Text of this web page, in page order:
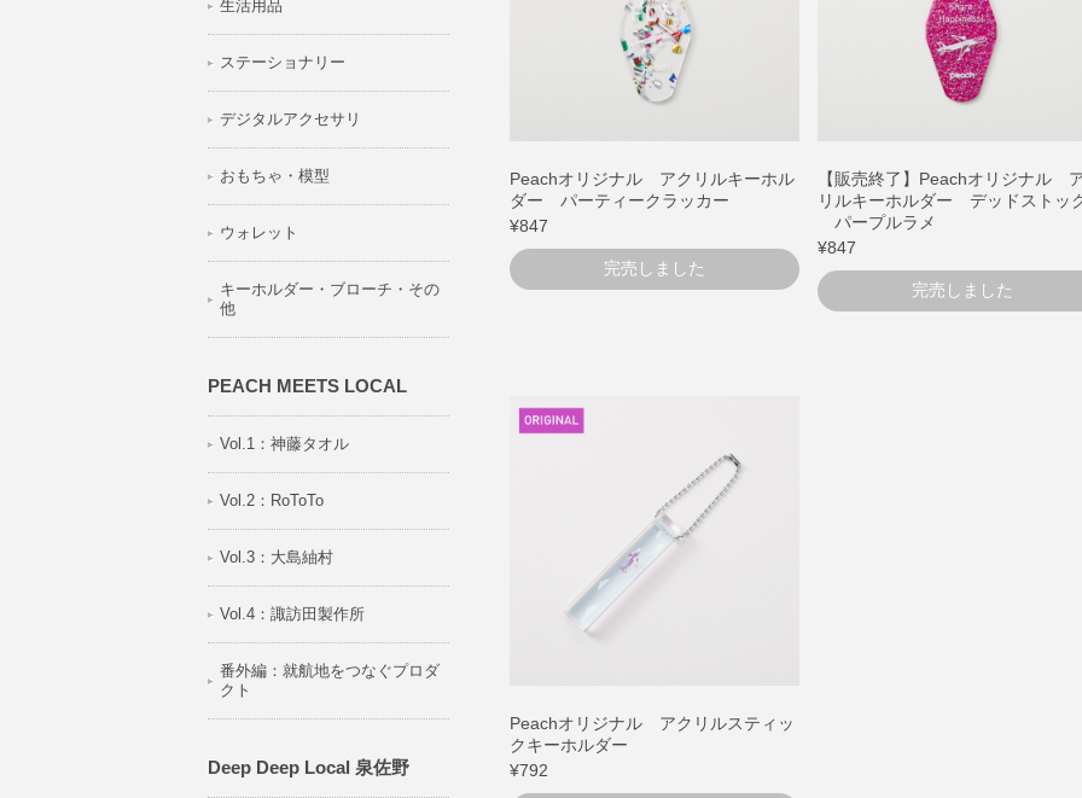
生活用品
ステーショナリー
デジタルアクセサリ
おもちゃ・模型
ウォレット
キーホルダー・ブローチ・その
他
PEACH MEETS LOCAL
Vol.1：神藤タオル
Vol.2：RoToTo
Vol.3：大島紬村
Vol.4：諏訪田製作所
番外編：就航地をつなぐプロダ
クト
Deep Deep Local 泉佐野
Peachオリジナル アクリルキーホル
ダー パーティークラッカー
¥847
完売しました
【販売終了】Peachオリジナル
リルキーホルダー デッドストッ
パープルラメ
¥847
完売しました
Peachオリジナル アクリルスティッ
クキーホルダー
¥792